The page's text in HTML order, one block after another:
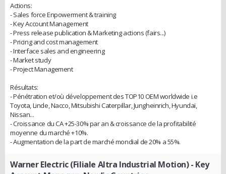
Actions:
- Sales force Enpowerment & training
- Key Account Management
- Press release publication & Marketing actions (fairs...)
- Pricing and cost management
- Interface sales and engineering
- Market study
- Project Management
Résultats:
- Pénétration et/où développement des TOP10 OEM worldwide i.e
Toyota, Linde, Nacco, Mitsubishi Caterpillar, Jungheinrich, Hyundaï,
Nissan...
- Croissance du CA +25-30% par an & croissance de la profitabilité
moyenne du marché +10%.
- Augmentation de la part de marché mondial de 20% a 55%.
Warner Electric (Filiale Altra Industrial Motion)- Key